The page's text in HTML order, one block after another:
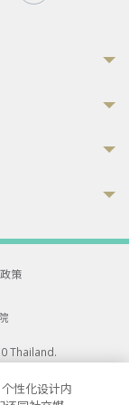
策
Thailand.
性化设计内